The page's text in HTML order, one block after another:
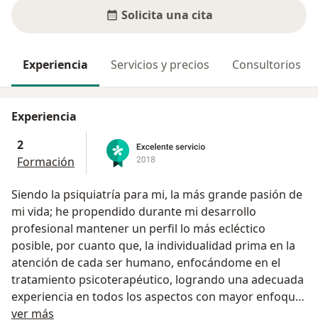
Solicita una cita
Experiencia Servicios y precios Consultorios
Experiencia
2
Formación
Siendo la psiquiatría para mi, la más grande pasión de
mi vida; he propendido durante mi desarrollo
profesional mantener un perfil lo más ecléctico
posible, por cuanto que, la individualidad prima en la
atención de cada ser humano, enfocándome en el
tratamiento psicoterapéutico, logrando una adecuada
experiencia en todos los aspectos con mayor enfoque
en los correspondientes a la personalidad, teniendo
ver más